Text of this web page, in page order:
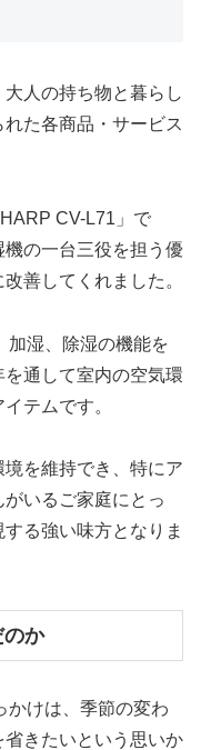
人の持ち物と暮らし
た各商品・サービス
CV-L71」で
の一台三役を担う優
善してくれました。
加湿、除湿の機能を
通して室内の空気環
テムです。
を維持でき、特にア
いるご家庭にとっ
る強い味方となりま
か
かけは、季節の変わ
きたいという思いか